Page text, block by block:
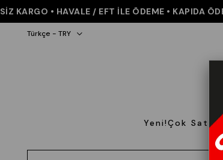
• HAVALE / EFT İLE ÖDEME • KAPIDA
Türkçe - TRY
Yeni!Çok